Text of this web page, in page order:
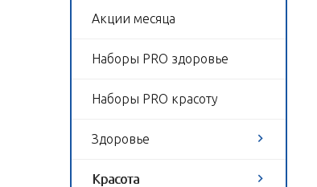
Акции месяца
Наборы PRO здоровье
Наборы PRO красоту
Здоровье
Красота